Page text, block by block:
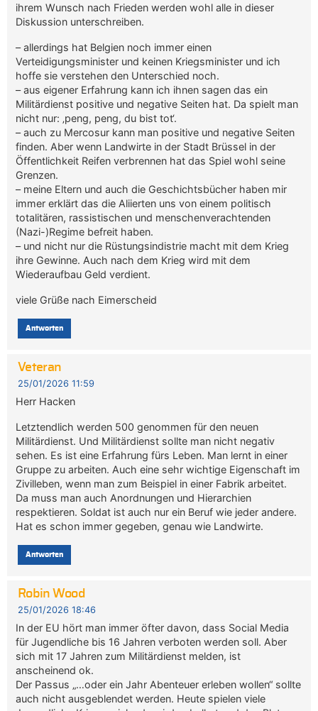
ihrem Wunsch nach Frieden werden wohl alle in dieser
Diskussion unterschreiben.
– allerdings hat Belgien noch immer einen
Verteidigungsminister und keinen Kriegsminister und ich
hoffe sie verstehen den Unterschied noch.
– aus eigener Erfahrung kann ich ihnen sagen das ein
Militärdienst positive und negative Seiten hat. Da spielt man
nicht nur: ‚peng, peng, du bist tot‘.
– auch zu Mercosur kann man positive und negative Seiten
finden. Aber wenn Landwirte in der Stadt Brüssel in der
Öffentlichkeit Reifen verbrennen hat das Spiel wohl seine
Grenzen.
– meine Eltern und auch die Geschichtsbücher haben mir
immer erklärt das die Aliierten uns von einem politisch
totalitären, rassistischen und menschenverachtenden
(Nazi-)Regime befreit haben.
– und nicht nur die Rüstungsindistrie macht mit dem Krieg
ihre Gewinne. Auch nach dem Krieg wird mit dem
Wiederaufbau Geld verdient.
viele Grüße nach Eimerscheid
Antworten
Veteran
25/01/2026 11:59
Herr Hacken
Letztendlich werden 500 genommen für den neuen
Militärdienst. Und Militärdienst sollte man nicht negativ
sehen. Es ist eine Erfahrung fürs Leben. Man lernt in einer
Gruppe zu arbeiten. Auch eine sehr wichtige Eigenschaft im
Zivilleben, wenn man zum Beispiel in einer Fabrik arbeitet.
Da muss man auch Anordnungen und Hierarchien
respektieren. Soldat ist auch nur ein Beruf wie jeder andere.
Hat es schon immer gegeben, genau wie Landwirte.
Antworten
Robin Wood
25/01/2026 18:46
In der EU hört man immer öfter davon, dass Social Media
für Jugendliche bis 16 Jahren verboten werden soll. Aber
sich mit 17 Jahren zum Militärdienst melden, ist
anscheinend ok.
Der Passus „…oder ein Jahr Abenteuer erleben wollen“ sollte
auch nicht ausgeblendet werden. Heute spielen viele